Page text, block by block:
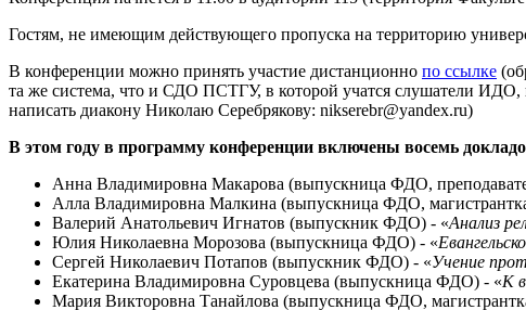
Гостям, не имеющим действующего пропуска на территорию
В конференции можно принять участие дистанционно по ссылке
та же система, что и СДО ПСТГУ, в которой учатся слушатели ИДО,
написать диакону Николаю Серебрякову: nikserebr@yandex.ru)
В этом году в программу конференции включены восемь
Анна Владимировна Макарова (выпускница ФДО,
Алла Владимировна Малкина (выпускница ФДО,
Валерий Анатольевич Игнатов (выпускник ФДО) - «Анализ
Юлия Николаевна Морозова (выпускница ФДО) - «
Сергей Николаевич Потапов (выпускник ФДО) - «Учение
Екатерина Владимировна Суровцева (выпускница ФДО) - «К
Мария Викторовна Танайлова (выпускница ФДО,